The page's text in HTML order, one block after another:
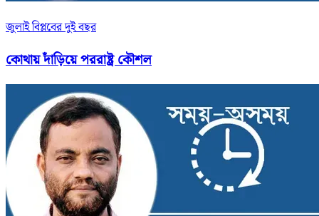
জুলাই বিপ্লবের দুই বছর
কোথায় দাঁড়িয়ে পররাষ্ট্র কৌশল